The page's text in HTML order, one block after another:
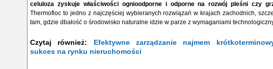
celuloza zyskuje właściwości ognioodporne i odporne na rozwój pleśni czy
Thermofloc to jedno z najczęściej wybieranych rozwiązań w krajach zachodnich,
tam, gdzie dbałość o środowisko naturalne idzie w parze z wymaganiami
Czytaj również: Efektywne zarządzanie najmem
sukces na rynku nieruchomości